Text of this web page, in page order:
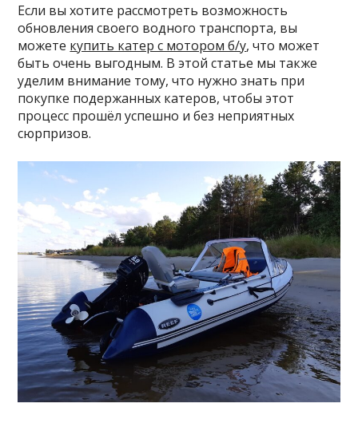
Если вы хотите рассмотреть возможность
обновления своего водного транспорта, вы
можете купить катер с мотором б/у, что может
быть очень выгодным. В этой статье мы также
уделим внимание тому, что нужно знать при
покупке подержанных катеров, чтобы этот
процесс прошёл успешно и без неприятных
сюрпризов.